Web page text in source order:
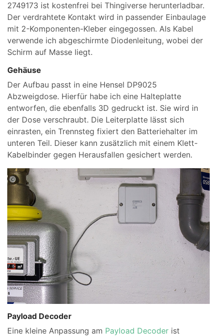
2749173 ist kostenfrei bei Thingiverse herunterladbar.
Der verdrahtete Kontakt wird in passender Einbaulage
mit 2-Komponenten-Kleber eingegossen. Als Kabel
verwende ich abgeschirmte Diodenleitung, wobei der
Schirm auf Masse liegt.
Gehäuse
Der Aufbau passt in eine Hensel DP9025
Abzweigdose. Hierfür habe ich eine Halteplatte
entworfen, die ebenfalls 3D gedruckt ist. Sie wird in
der Dose verschraubt. Die Leiterplatte lässt sich
einrasten, ein Trennsteg fixiert den Batteriehalter im
unteren Teil. Dieser kann zusätzlich mit einem Klett-
Kabelbinder gegen Herausfallen gesichert werden.
Payload Decoder
Eine kleine Anpassung am Payload Decoder ist